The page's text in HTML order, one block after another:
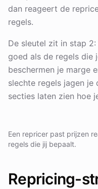
dan reageert de
regels.
De sleutel zit in stap
goed als de regels die
beschermen je marge
slechte regels jagen je
secties laten zien hoe
Een repricer past prijzen
regels die jij bepaalt.
Repricing-